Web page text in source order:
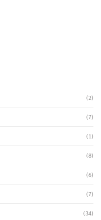
(2)
(7)
(1)
(8)
(6)
(7)
(34)